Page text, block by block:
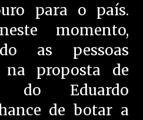
para o país.
momento,
as pessoas
na proposta de
do Eduardo
de botar a